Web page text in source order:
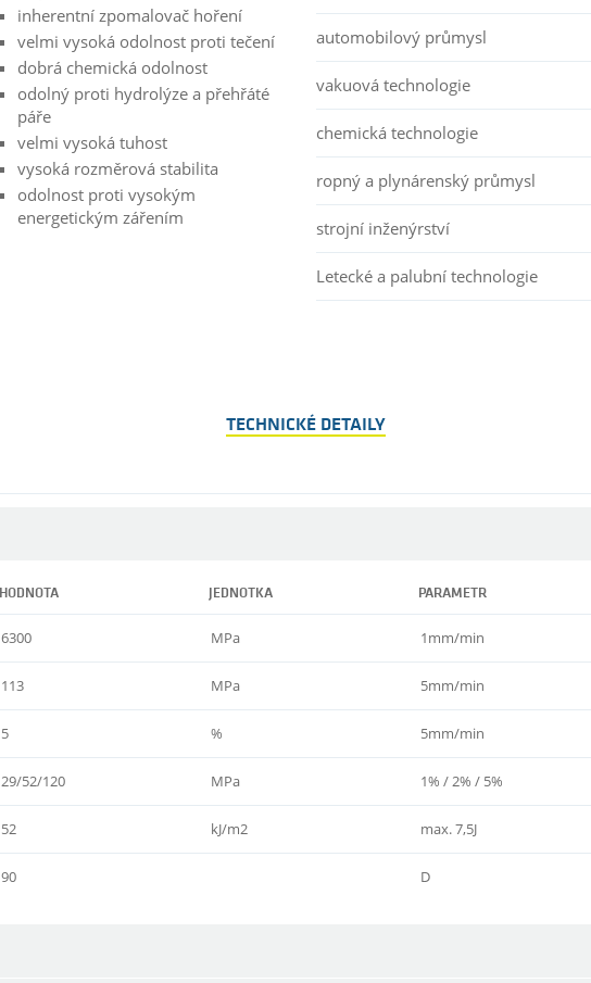
inherentní zpomalovač hoření
velmi vysoká odolnost proti tečení
dobrá chemická odolnost
odolný proti hydrolýze a přehřáté
páře
velmi vysoká tuhost
vysoká rozměrová stabilita
odolnost proti vysokým
energetickým zářením
automobilový průmysl
vakuová technologie
chemická technologie
ropný a plynárenský průmysl
strojní inženýrství
Letecké a palubní technologie
TECHNICKÉ DETAILY
HODNOTA JEDNOTKA PARAMETR
6300 MPa 1mm/min
113 MPa 5mm/min
5 % 5mm/min
29/52/120 MPa 1% / 2% / 5%
52 kJ/m2 max. 7,5J
90 D